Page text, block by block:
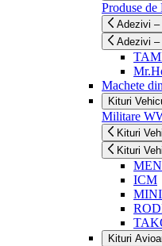
Produse
Adezivi –
Adezivi –
Machete
Kituri
Militare
Kituri
Kituri
ICM
Kituri